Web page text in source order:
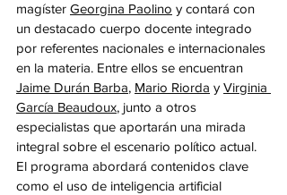
magíster Georgina Paolino y contará con
un destacado cuerpo docente integrado
por referentes nacionales e internacionales
en la materia. Entre ellos se encuentran
Jaime Durán Barba, Mario Riorda y Virginia
García Beaudoux, junto a otros
especialistas que aportarán una mirada
integral sobre el escenario político actual.
El programa abordará contenidos clave
como el uso de inteligencia artificial